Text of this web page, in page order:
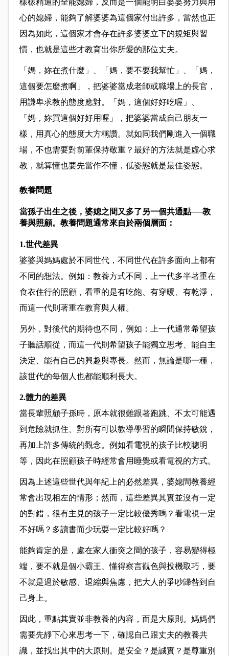
樣樣精通的全能媳婦，反而是一個能明白婆婆努力與用
心的媳婦，能夠了解婆婆為這個家付出許多，當然也正
因為如此，這個家才會存在許多婆婆立下的規矩與習
慣，也就是這些才教育出你所愛的那位丈夫。
「媽，妳在煮什麼」、「媽，要不要我幫忙」、「媽，
這個要怎麼煮啊」，把婆婆當成老師或職場上的長官，
用謙卑求教的態度應對。「媽，這個好好吃喔」、
「媽，妳買這個好好用喔」，把婆婆當成自己朋友一
樣，用真心的態度大方稱讚。就如同我們剛進入一個職
場，不也需要對前輩保持敬重？最好的方法就是虛心求
教，就算懂也要先當作不懂，低姿態就是最佳姿態。
教養問題
當孫子出生之後，婆媳之間又多了另一個共通點──教
養與照顧。教養問題通常來自於兩個層面：
1.世代差異
婆婆與媽媽處於不同世代，不同世代在許多面向上都有
不同的想法。例如：教養方式不同，上一代多半著重在
食衣住行的照顧，看重的是有吃飽、有穿暖、有乾淨，
而這一代則著重在教育與人權。
另外，對後代的期待也不同，例如：上一代通常希望孩
子聽話順從，而這一代則希望孩子能獨立思考、能自主
決定、能有自己的興趣與專長。然而，無論是哪一種，
該世代的每個人也都能順利長大。
2.體力的差異
當長輩照顧子孫時，原本就很難跟著跑跳、不太可能遇
到危險就抓住、對所有可以教導學習的瞬間保持敏銳，
再加上許多傳統的觀念。例如看電視的孩子比較聰明
等，因此在照顧孩子時經常會用睡覺或看電視的方式。
因為上述這些世代與年紀上的必然差異，婆媳間教養經
常會出現相左的情形；然而，這些差異其實並沒有一定
的對錯，很有主見的孩子一定比較優秀嗎？看電視一定
不好嗎？多讀書而少玩耍一定比較好嗎？
能夠肯定的是，處在家人衝突之間的孩子，容易變得極
端，要不就是個小霸王、懂得察言觀色與投機取巧，要
不就是過於敏感、退縮與焦慮，把大人的爭吵歸咎到自
己身上。
因此，重點其實並非教養的內容，而是大原則。媽媽們
需要先靜下心來思考一下，確認自己跟丈夫的教養共
識，並找出其中的大原則。是安全？是誠實？是尊重別